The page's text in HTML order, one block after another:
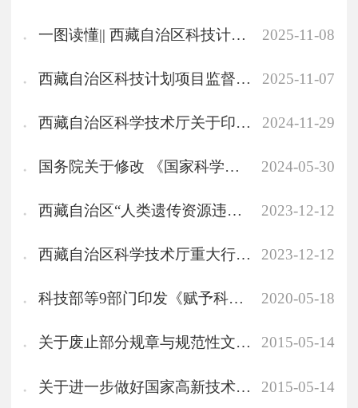
一图读懂|| 西藏自治区科技计划项目监督办法（试行） 2025-11-08
西藏自治区科技计划项目监督办法（试行） 2025-11-07
西藏自治区科学技术厅关于印发《西藏自治区科技计划项目管理办法》的通知 2024-11-29
国务院关于修改 《国家科学技术奖励条例》的决定 2024-05-30
西藏自治区“人类遗传资源违规处罚”自由裁量权基准法律法规依据 2023-12-12
西藏自治区科学技术厅重大行政执法行为法制审核范围 2023-12-12
科技部等9部门印发《赋予科研人员职务科技成果所有权或长期使用权试点实施方案》的通知 2020-05-18
关于废止部分规章与规范性文件的决定 2015-05-14
关于进一步做好国家高新技术产业化基地工作的通知 2015-05-14